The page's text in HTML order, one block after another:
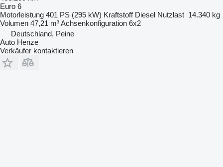
Euro 6
Motorleistung 401 PS (295 kW) Kraftstoff Diesel Nutzlast 14.340 kg
Volumen 47,21 m³Achsenkonfiguration 6x2
Deutschland, Peine
Auto Henze
Verkäufer kontaktieren